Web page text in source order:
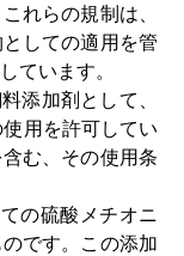
れらの規制は、
しての適用を管
ています。
添加剤として、
用を許可してい
む、その使用条
の硫酸メチオニ
です。この添加